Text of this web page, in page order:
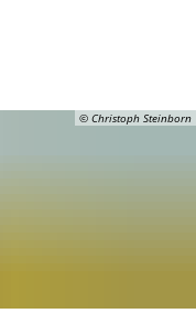
© Christoph Steinborn